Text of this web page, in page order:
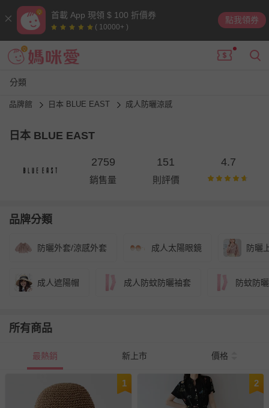
首載 App 現領 $ 100 折價券
( 10000+ )
點我領券
分類
品牌館 日本 BLUE EAST 成人防曬涼感
日本 BLUE EAST
2759
銷售量
151
則評價
4.7
品牌分類
防曬外套/涼感外套 成人太陽眼鏡 防曬
成人遮陽帽 成人防蚊防曬袖套 防蚊防
所有商品
最熱銷 新上市 價格
1 2